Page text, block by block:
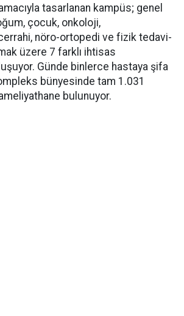
tasarlanan kampüs; genel
çocuk, onkoloji,
nöro-ortopedi ve fizik tedavi-
üzere 7 farklı ihtisas
Günde binlerce hastaya şifa
bünyesinde tam 1.031
bulunuyor.